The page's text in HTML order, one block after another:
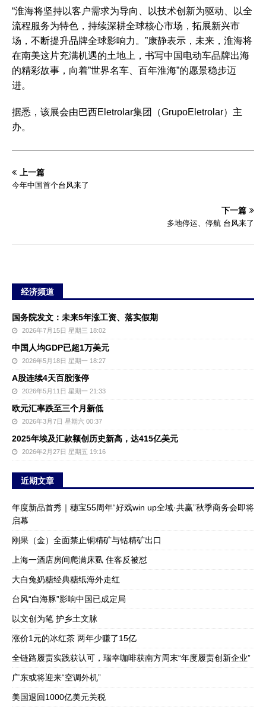
“淮海将坚持以客户需求为导向、以技术创新为驱动、以全
流程服务为特色，持续深耕全球核心市场，拓展新兴市
场，不断提升品牌全球影响力。”康静表示，未来，淮海将
在南美这片充满机遇的土地上，书写中国电动车品牌出海
的精彩故事，向着”世界名车、百年淮海”的愿景稳步迈
进。
据悉，该展会由巴西Eletrolar集团（GrupoEletrolar）主
办。
上一篇
今年中国首个台风来了
下一篇
多地停运、停航 台风来了
经济频道
国务院发文：未来5年涨工资、落实假期
2026年7月15日 星期三 18:02
中国人均GDP已超1万美元
2026年5月18日 星期一 18:27
A股连续4天百股涨停
2026年5月11日 星期一 21:33
欧元汇率跌至三个月新低
2026年3月7日 星期六 00:37
2025年埃及汇款额创历史新高，达415亿美元
2026年2月27日 星期五 19:16
近期文章
年度新品首秀｜穗宝55周年“好戏win up全域·共赢”秋季商务会即将
启幕
刚果（金）全面禁止铜精矿与钴精矿出口
上海一酒店房间爬满床虱 住客反被怼
大白兔奶糖经典糖纸海外走红
台风“白海豚”影响中国已成定局
以文创为笔 护乡土文脉
涨价1元的冰红茶 两年少赚了15亿
全链路履责实践获认可，瑞幸咖啡获南方周末“年度履责创新企业”
广东或将迎来“空调外机”
美国退回1000亿美元关税